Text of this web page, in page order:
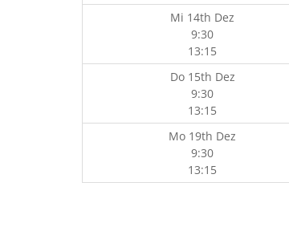
Mi 14th Dez
9:30
13:15
Do 15th Dez
9:30
13:15
Mo 19th Dez
9:30
13:15